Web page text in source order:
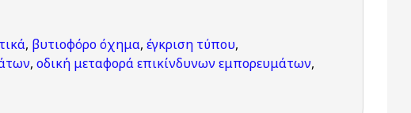
, βυτιοφόρο όχημα, έγκριση τύπου,
, οδική μεταφορά επικίνδυνων εμπορευμάτων,